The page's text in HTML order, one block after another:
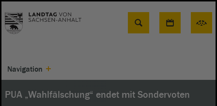
Suche
Navigation
PUA „Wahlfälschung“ endet mit Sondervoten